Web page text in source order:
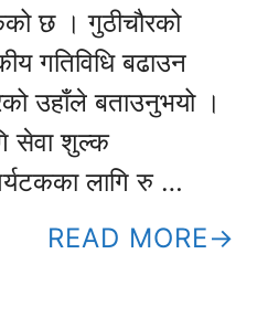
छ । गुठीचौरको
गतिविधि बढाउन
उहाँले बताउनुभयो ।
सेवा शुल्क
लागि रु …
READ MORE